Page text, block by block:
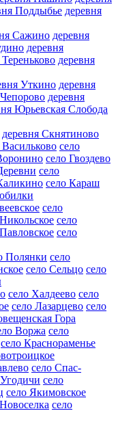
Поддыбье деревня
Сажино деревня
деревня
Тереньково деревня
Уткино деревня
деревня
Юрьевская Слобода
деревня Скнятиново
Васильково село
село Гвоздево
село
село Караш
село
село
село
Полянки село
село Сельцо село
село Халдеево село
село Лазарцево село
Гора
Воржа село
село Краснораменье
село Спас-
село
село Якимовское
село